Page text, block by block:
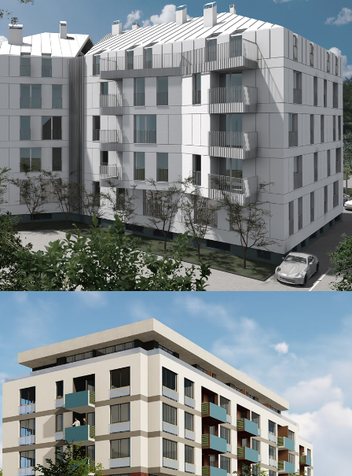
Na vrlo atraktivnoj lokaciji u Općini Ilidža, u blizini
tramvajske pruge u izgradnji i regionalnih
saobraćajnica, niče moderan stambeni objekat „Bijeli
Dvor“.
Dvolamelni objekat spratnosti Po+Pr+3+M nudit će:
prostrane i svijetle klimatizovane stanove, moderne
balkone i lođe, garažna mjesta, vanjsko uređenje i
zelene površine, gradnju po najvišim standardima
energetske efikasnosti, termičke zaštite i kvaliteta
materijala.
OPŠIRNIJE
ŠIP